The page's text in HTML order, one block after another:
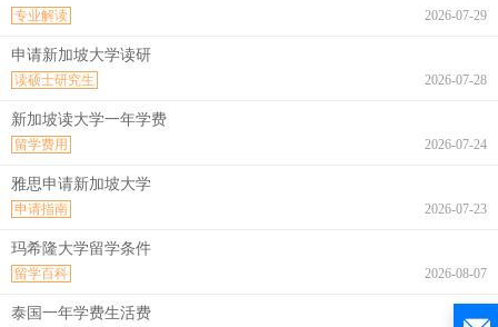
2026-07-29
专业解读
申请新加坡大学读研
2026-07-28
读硕士研究生
新加坡读大学一年学费
2026-07-24
留学费用
雅思申请新加坡大学
2026-07-23
申请指南
玛希隆大学留学条件
2026-08-07
留学百科
泰国一年学费生活费